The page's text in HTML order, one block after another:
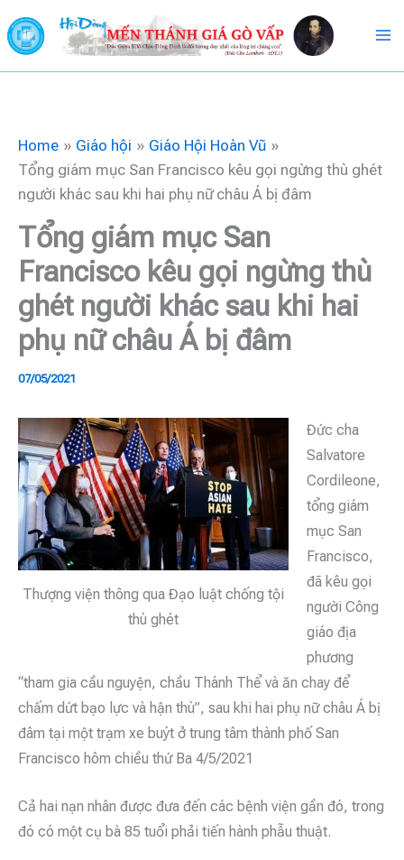
to
content
Home Giáo hội
Giáo Hội Hoàn Vũ
Tổng giám mục San Francisco kêu gọi ngừng thù ghét
người khác sau khi hai phụ nữ châu Á bị đâm
Tổng giám mục San
Francisco kêu gọi ngừng thù
ghét người khác sau khi hai
phụ nữ châu Á bị đâm
07/05/2021
Thượng viện thông qua Đạo luật chống tội
thù ghét
Đức cha
Salvatore
Cordileone,
tổng giám
mục San
Francisco,
đã kêu gọi
người Công
giáo địa
phương
“tham gia cầu nguyện, chầu Thánh Thể và ăn chay để
chấm dứt bạo lực và hận thù”, sau khi hai phụ nữ châu Á bị
đâm tại một trạm xe buýt ở trung tâm thành phố San
Francisco hôm chiều thứ Ba 4/5/2021
Cả hai nạn nhân được đưa đến các bệnh viện gần đó, trong
đó có một cụ bà 85 tuổi phải tiến hành phẫu thuật.